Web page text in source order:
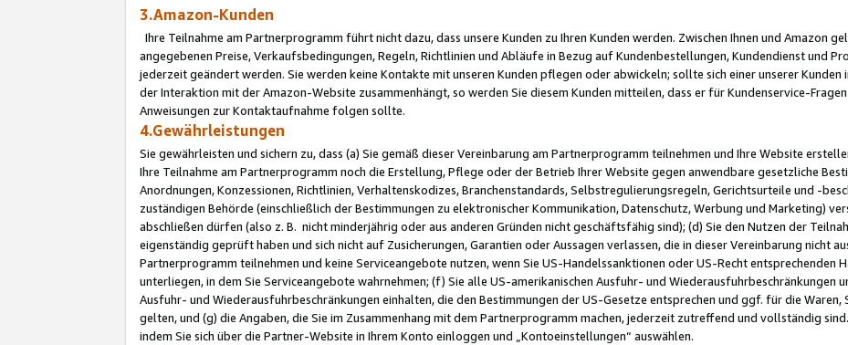
3.Amazon-Kunden
Ihre Teilnahme am Partnerprogramm führt nicht dazu, dass unsere Kunden zu Ihren Kunden werden. Zwischen Ihnen und Amazon
angegebenen Preise, Verkaufsbedingungen, Regeln, Richtlinien und Abläufe in Bezug auf Kundenbestellungen, Kundendienst und
jederzeit geändert werden. Sie werden keine Kontakte mit unseren Kunden pflegen oder abwickeln; sollte sich einer unserer Kunden
der Interaktion mit der Amazon-Website zusammenhängt, so werden Sie diesem Kunden mitteilen, dass er für Kundenservice-
Anweisungen zur Kontaktaufnahme folgen sollte.
4.Gewährleistungen
Sie gewährleisten und sichern zu, dass (a) Sie gemäß dieser Vereinbarung am Partnerprogramm teilnehmen und Ihre Website
Ihre Teilnahme am Partnerprogramm noch die Erstellung, Pflege oder der Betrieb Ihrer Website gegen anwendbare gesetzliche
Anordnungen, Konzessionen, Richtlinien, Verhaltenskodizes, Branchenstandards, Selbstregulierungsregeln, Gerichtsurteile und -
zuständigen Behörde (einschließlich der Bestimmungen zu elektronischer Kommunikation, Datenschutz, Werbung und Marketing)
abschließen dürfen (also z. B. nicht minderjährig oder aus anderen Gründen nicht geschäftsfähig sind); (d) Sie den Nutzen der
eigenständig geprüft haben und sich nicht auf Zusicherungen, Garantien oder Aussagen verlassen, die in dieser Vereinbarung nicht
Partnerprogramm teilnehmen und keine Serviceangebote nutzen, wenn Sie US-Handelssanktionen oder US-Recht entsprechenden
unterliegen, in dem Sie Serviceangebote wahrnehmen; (f) Sie alle US-amerikanischen Ausfuhr- und Wiederausfuhrbeschränkungen
Ausfuhr- und Wiederausfuhrbeschränkungen einhalten, die den Bestimmungen der US-Gesetze entsprechen und ggf. für die
gelten, und (g) die Angaben, die Sie im Zusammenhang mit dem Partnerprogramm machen, jederzeit zutreffend und vollständig
indem Sie sich über die Partner-Website in Ihrem Konto einloggen und „Kontoeinstellungen“ auswählen.